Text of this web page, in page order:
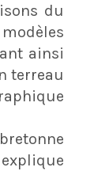
du
ainsi
terreau